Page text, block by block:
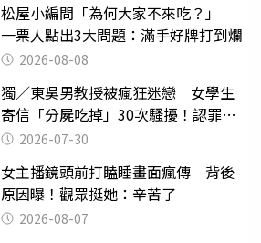
松屋小編問「為何大家不來吃？」
一票人點出3大問題：滿手好牌打到爛
2026-08-08
獨／東吳男教授被瘋狂迷戀 女學生
寄信「分屍吃掉」30次騷擾！認罪免
關 2026-07-30
女主播鏡頭前打瞌睡畫面瘋傳 背後
原因曝！觀眾挺她：辛苦了
2026-08-07